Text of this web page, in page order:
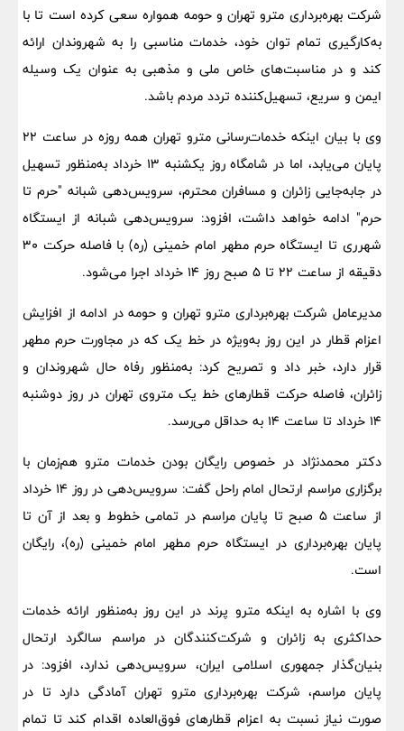
شرکت بهره‌برداری مترو تهران و حومه همواره سعی کرده است تا با
به‌کارگیری تمام توان خود، خدمات مناسبی را به شهروندان ارائه
کند و در مناسبت‌های خاص ملی و مذهبی به عنوان یک وسیله
ایمن و سریع، تسهیل‌کننده تردد مردم باشد.
وی با بیان اینکه خدمات‌رسانی مترو تهران همه روزه در ساعت ۲۲
پایان می‌یابد، اما در شامگاه روز یکشنبه ۱۳ خرداد به‌منظور تسهیل
در جابه‌جایی زائران و مسافران محترم، سرویس‌دهی شبانه "حرم تا
حرم" ادامه خواهد داشت، افزود: سرویس‌دهی شبانه از ایستگاه
شهرری تا ایستگاه حرم مطهر امام خمینی (ره) با فاصله حرکت ۳۰
دقیقه از ساعت ۲۲ تا ۵ صبح روز ۱۴ خرداد اجرا می‌شود.
مدیرعامل شرکت بهره‌برداری مترو تهران و حومه در ادامه از افزایش
اعزام قطار در این روز به‌ویژه در خط یک که در مجاورت حرم مطهر
قرار دارد، خبر داد و تصریح کرد: به‌منظور رفاه حال شهروندان و
زائران، فاصله حرکت قطارهای خط یک متروی تهران در روز دوشنبه
۱۴ خرداد تا ساعت ۱۴ به حداقل می‌رسد.
دکتر محمدنژاد در خصوص رایگان بودن خدمات مترو هم‌زمان با
برگزاری مراسم ارتحال امام راحل گفت: سرویس‌دهی در روز ۱۴ خرداد
از ساعت ۵ صبح تا پایان مراسم در تمامی خطوط و بعد از آن تا
پایان بهره‌برداری در ایستگاه حرم مطهر امام خمینی (ره)، رایگان
است.
وی با اشاره به اینکه مترو پرند در این روز به‌منظور ارائه خدمات
حداکثری به زائران و شرکت‌کنندگان در مراسم سالگرد ارتحال
بنیان‌گذار جمهوری اسلامی ایران، سرویس‌دهی ندارد، افزود: در
پایان مراسم، شرکت بهره‌برداری مترو تهران آمادگی دارد تا در
صورت نیاز نسبت به اعزام قطارهای فوق‌العاده اقدام کند تا تمام